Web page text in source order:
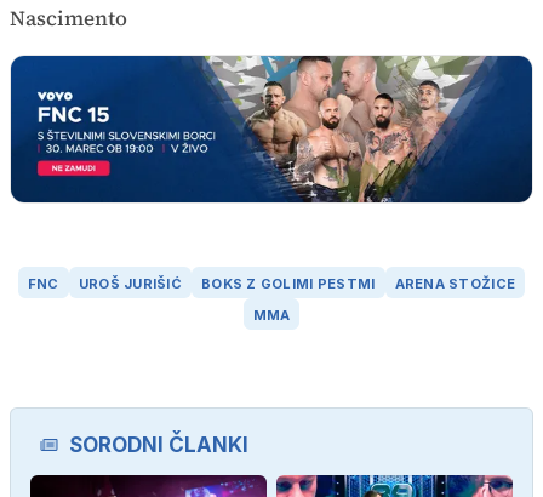
Nascimento
FNC UROŠ JURIŠIĆ BOKS Z GOLIMI PESTMI
ARENA STOŽICE
MMA
SORODNI ČLANKI